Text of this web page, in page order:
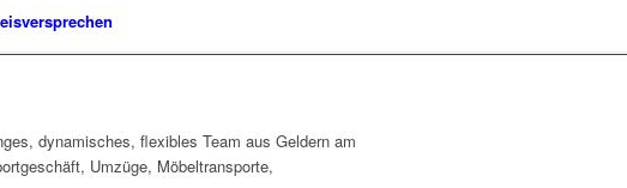
dynamisches, flexibles Team aus Geldern am
Umzüge, Möbeltransporte,